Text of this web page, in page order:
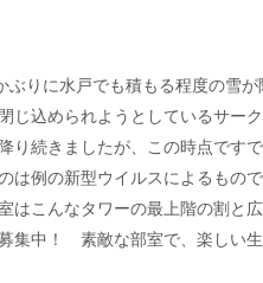
りに水戸でも積もる程度の雪が
じ込められようとしているサーク
り続きましたが、この時点です
は例の新型ウイルスによるもの
はこんなタワーの最上階の割と
集中！ 素敵な部室で、楽しい